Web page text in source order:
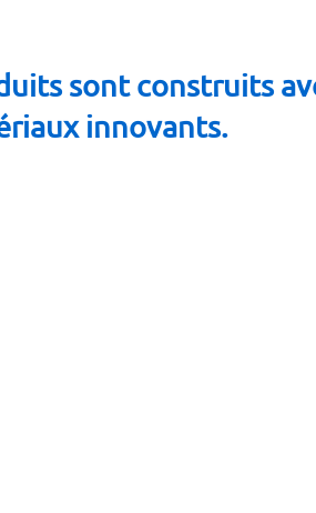
sont construits
innovants.